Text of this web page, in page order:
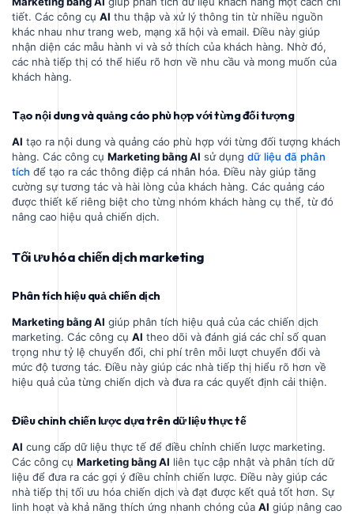
tiết. Các công cụ AI thu thập và xử lý thông tin từ nhiều nguồn
khác nhau như trang web, mạng xã hội và email. Điều này giúp
nhận diện các mẫu hành vi và sở thích của khách hàng. Nhờ đó,
các nhà tiếp thị có thể hiểu rõ hơn về nhu cầu và mong muốn của
khách hàng.
Tạo nội dung và quảng cáo phù hợp với từng đối tượng
AI tạo ra nội dung và quảng cáo phù hợp với từng đối tượng khách
hàng. Các công cụ Marketing bằng AI sử dụng dữ liệu đã phân
tích để tạo ra các thông điệp cá nhân hóa. Điều này giúp tăng
cường sự tương tác và hài lòng của khách hàng. Các quảng cáo
được thiết kế riêng biệt cho từng nhóm khách hàng cụ thể, từ đó
nâng cao hiệu quả chiến dịch.
Tối ưu hóa chiến dịch marketing
Phân tích hiệu quả chiến dịch
Marketing bằng AI giúp phân tích hiệu quả của các chiến dịch
marketing. Các công cụ AI theo dõi và đánh giá các chỉ số quan
trọng như tỷ lệ chuyển đổi, chi phí trên mỗi lượt chuyển đổi và
mức độ tương tác. Điều này giúp các nhà tiếp thị hiểu rõ hơn về
hiệu quả của từng chiến dịch và đưa ra các quyết định cải thiện.
Điều chỉnh chiến lược dựa trên dữ liệu thực tế
AI cung cấp dữ liệu thực tế để điều chỉnh chiến lược marketing.
Các công cụ Marketing bằng AI liên tục cập nhật và phân tích dữ
liệu để đưa ra các gợi ý điều chỉnh chiến lược. Điều này giúp các
nhà tiếp thị tối ưu hóa chiến dịch và đạt được kết quả tốt hơn. Sự
linh hoạt và khả năng thích ứng nhanh chóng của AI giúp nâng cao